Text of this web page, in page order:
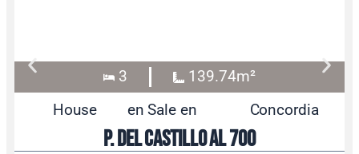
3
139.74m²
House
en Sale en Concordia
P. del Castillo al 700